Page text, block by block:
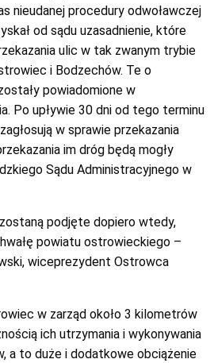
nieudanej procedury odwoławczej
od sądu uzasadnienie, które
ulic w tak zwanym trybie
i Bodzechów. Te o
powiadomione w
Po upływie 30 dni od tego terminu
w sprawie przekazania
im dróg będą mogły
Sądu Administracyjnego w
podjęte dopiero wtedy,
powiatu ostrowieckiego –
wiceprezydent Ostrowca
w zarząd około 3 kilometrów
ich utrzymania i wykonywania
a to duże i dodatkowe obciążenie